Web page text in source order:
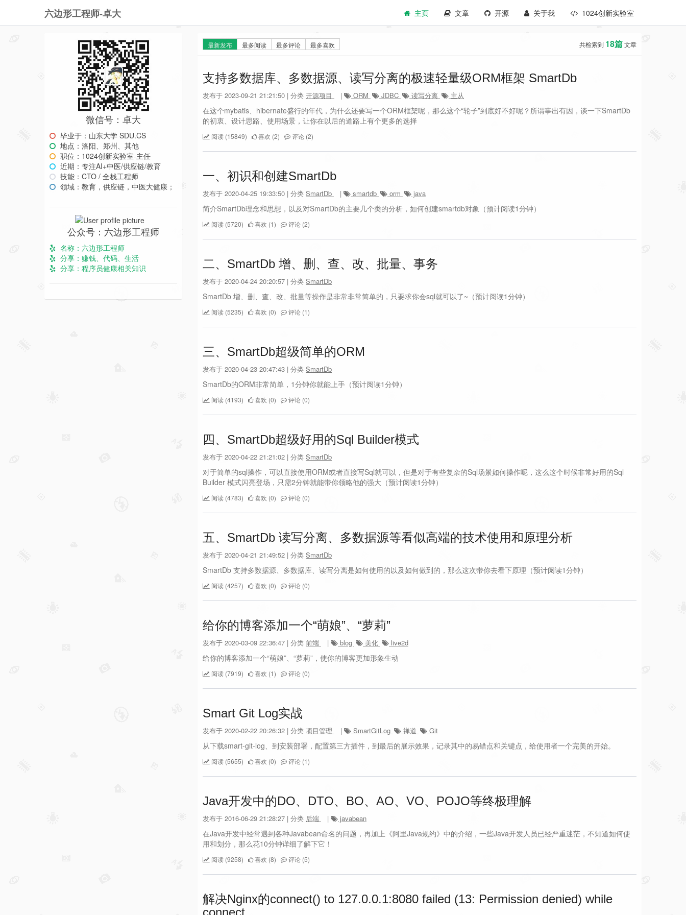
六边形工程师-卓大 主页 文章 开源 关于我 1024创新实验室
微信号：卓大
毕业于：山东大学 SDU.CS
地点：洛阳、郑州、其他
职位：1024创新实验室-主任
近期：专注AI+中医/供应链/教育
技能：CTO / 全栈工程师
领域：教育，供应链，中医大健康；
公众号：六边形工程师
名称：六边形工程师
分享：赚钱、代码、生活
分享：程序员健康相关知识
最新发布 最多阅读 最多评论 最多喜欢 共检索到 18篇文章
支持多数据库、多数据源、读写分离的极速轻量级ORM框架 SmartDb
发布于 2023-09-21 21:21:50 | 分类 开源项目 | ORM JDBC 读写分离 主从
在这个mybatis、hibernate盛行的年代，为什么还要写一个ORM框架呢，那么这个“轮子”到底好不好呢？所谓事出有因，谈一下SmartDb
的初衷、设计思路、使用场景，让你在以后的道路上有个更多的选择
阅读 (15849) 喜欢 (2) 评论 (2)
一、初识和创建SmartDb
发布于 2020-04-25 19:33:50 | 分类 SmartDb | smartdb orm java
简介SmartDb理念和思想，以及对SmartDb的主要几个类的分析，如何创建smartdb对象（预计阅读1分钟）
阅读 (5720) 喜欢 (1) 评论 (2)
二、SmartDb 增、删、查、改、批量、事务
发布于 2020-04-24 20:20:57 | 分类 SmartDb
SmartDb 增、删、查、改、批量等操作是非常非常简单的，只要求你会sql就可以了~（预计阅读1分钟）
阅读 (5235) 喜欢 (0) 评论 (1)
三、SmartDb超级简单的ORM
发布于 2020-04-23 20:47:43 | 分类 SmartDb
SmartDb的ORM非常简单，1分钟你就能上手（预计阅读1分钟）
阅读 (4193) 喜欢 (0) 评论 (0)
四、SmartDb超级好用的Sql Builder模式
发布于 2020-04-22 21:21:02 | 分类 SmartDb
对于简单的sql操作，可以直接使用ORM或者直接写Sql就可以，但是对于有些复杂的Sql场景如何操作呢，这么这个时候非常好用的Sql
Builder 模式闪亮登场，只需2分钟就能带你领略他的强大（预计阅读1分钟）
阅读 (4783) 喜欢 (0) 评论 (0)
五、SmartDb 读写分离、多数据源等看似高端的技术使用和原理分析
发布于 2020-04-21 21:49:52 | 分类 SmartDb
SmartDb 支持多数据源、多数据库、读写分离是如何使用的以及如何做到的，那么这次带你去看下原理（预计阅读1分钟）
阅读 (4257) 喜欢 (0) 评论 (0)
给你的博客添加一个“萌娘”、“萝莉”
发布于 2020-03-09 22:36:47 | 分类 前端 | blog 美化 live2d
给你的博客添加一个“萌娘”、“萝莉”，使你的博客更加形象生动
阅读 (7919) 喜欢 (1) 评论 (0)
Smart Git Log实战
发布于 2020-02-22 20:26:32 | 分类 项目管理 | SmartGitLog 禅道 Git
从下载smart-git-log、到安装部署，配置第三方插件，到最后的展示效果，记录其中的易错点和关键点，给使用者一个完美的开始。
阅读 (5655) 喜欢 (0) 评论 (1)
Java开发中的DO、DTO、BO、AO、VO、POJO等终极理解
发布于 2016-06-29 21:28:27 | 分类 后端 | javabean
在Java开发中经常遇到各种Javabean命名的问题，再加上《阿里Java规约》中的介绍，一些Java开发人员已经严重迷茫，不知道如何使
用和划分，那么花10分钟详细了解下它！
阅读 (9258) 喜欢 (8) 评论 (5)
解决Nginx的connect() to 127.0.0.1:8080 failed (13: Permission denied) while
connect